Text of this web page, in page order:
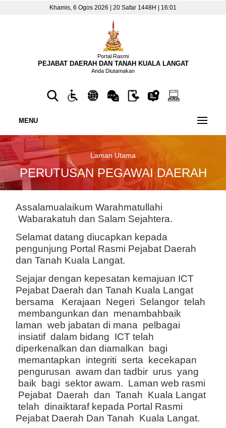
Khamis, 6 Ogos 2026 | 20 Safar 1448H | 16:01
Portal Rasmi
PEJABAT DAERAH DAN TANAH KUALA LANGAT
Anda Diutamakan
MENU
Laman Utama
PERUTUSAN PEGAWAI DAERAH
Assalamualaikum Warahmatullahi
Wabarakatuh dan Salam Sejahtera.
Selamat datang diucapkan kepada
pengunjung Portal Rasmi Pejabat Daerah
dan Tanah Kuala Langat.
Sejajar dengan kepesatan kemajuan ICT
Pejabat Daerah dan Tanah Kuala Langat
bersama Kerajaan Negeri Selangor telah
membangunkan dan menambahbaik
laman web jabatan di mana pelbagai
insiatif dalam bidang ICT telah
diperkenalkan dan diamalkan bagi
memantapkan integriti serta kecekapan
pengurusan awam dan tadbir urus yang
baik bagi sektor awam. Laman web rasmi
Pejabat Daerah dan Tanah Kuala Langat
telah dinaiktaraf kepada Portal Rasmi
Pejabat Daerah Dan Tanah Kuala Langat.